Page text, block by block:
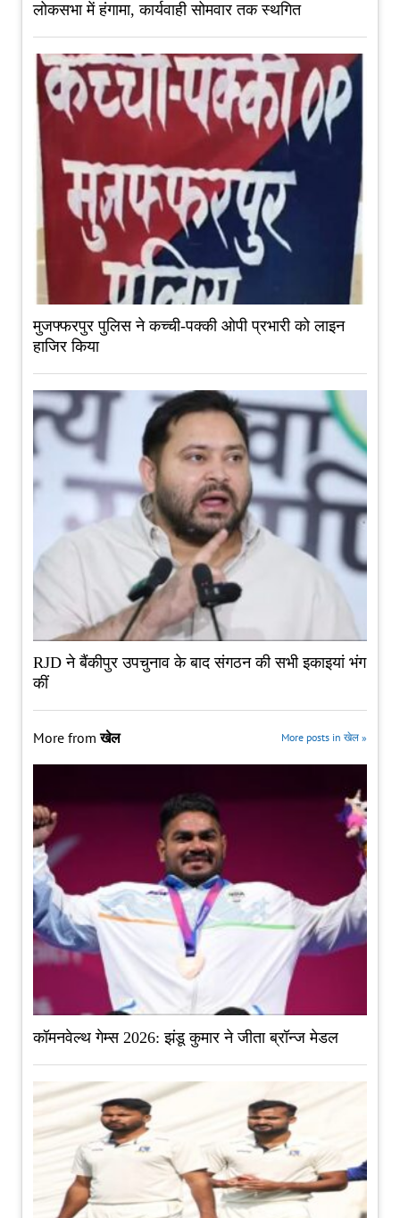
लोकसभा में हंगामा, कार्यवाही सोमवार तक स्थगित
मुजफ्फरपुर पुलिस ने कच्ची-पक्की ओपी प्रभारी को लाइन
हाजिर किया
RJD ने बैंकीपुर उपचुनाव के बाद संगठन की सभी इकाइयां भंग
कीं
More fromखेल More posts in खेल »
कॉमनवेल्थ गेम्स 2026: झंडू कुमार ने जीता ब्रॉन्ज मेडल